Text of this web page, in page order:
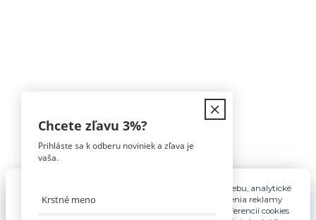
Tomáš Hula
Pre základnú funkčnosť, spríjemnenie používania webu, analytické
účely a v prípade udelenia súhlasu aj na účely cielenia reklamy
využívame súbory cookies. Nastavenie vlastných preferencií cookies
Chcete zľavu 3%?
Prihláste sa k odberu noviniek a zľava je
vaša.